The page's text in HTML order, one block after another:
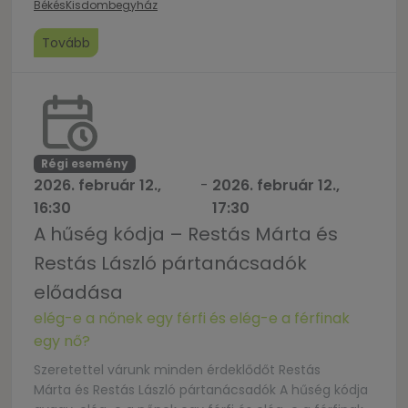
BékésKisdombegyház
Tovább
Régi esemény
2026. február 12.,
16:30
- 2026. február 12.,
17:30
A hűség kódja – Restás Márta és
Restás László pártanácsadók
előadása
elég-e a nőnek egy férfi és elég-e a férfinak
egy nő?
Szeretettel várunk minden érdeklődőt Restás
Márta és Restás László pártanácsadók A hűség kódja